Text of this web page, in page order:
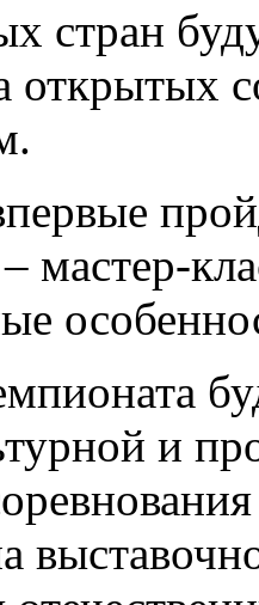
стран
открытых
мастер-
и